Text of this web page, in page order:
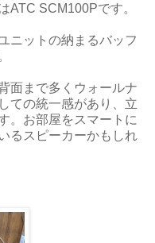
ATC SCM100Pです。
ニットの納まるバッフ
面まで多くウォールナ
ての統一感があり、立
。お部屋をスマートに
るスピーカーかもしれ